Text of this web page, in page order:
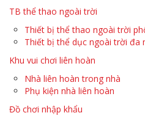
TB thể thao ngoài trời
Thiết bị thể thao ngoài trời
Thiết bị thể dục ngoài trời đa
Khu vui chơi liên hoàn
Nhà liên hoàn trong nhà
Phụ kiện nhà liên hoàn
Đồ chơi nhập khẩu